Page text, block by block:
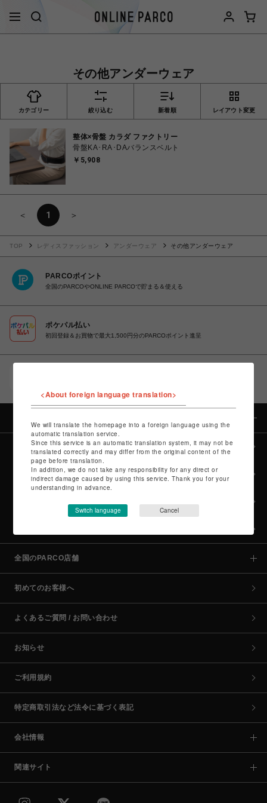
その他アンダーウェア
カテゴリー 絞り込む 新着順 レイアウト変更
整体×骨盤 カラダ ファクトリー
骨盤KA･RA･DAバランスベルト
￥5,908
＜ 1 ＞
TOP レディスファッション アンダーウェア その他アンダーウェア
PARCOポイント
全国のPARCOやONLINE PARCOで貯まる＆使える
ポケパル払い
初回登録＆お買物で最大1,500円分のPARCOポイント進呈
全カテゴリーから探す
culture TOP
全国のPARCO店舗
初めてのお客様へ
よくあるご質問 / お問い合わせ
お知らせ
ご利用規約
特定商取引法など法令に基づく表記
会社情報
関連サイト
<About foreign language translation>
We will translate the homepage into a foreign language using the
automatic translation service.
Since this service is an automatic translation system, it may not be
translated correctly and may differ from the original content of the
page before translation.
In addition, we do not take any responsibility for any direct or
indirect damage caused by using this service. Thank you for your
understanding in advance.
Switch language Cancel